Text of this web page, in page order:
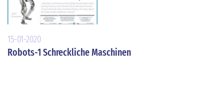
15-01-2020
Robots-1 Schreckliche Maschinen